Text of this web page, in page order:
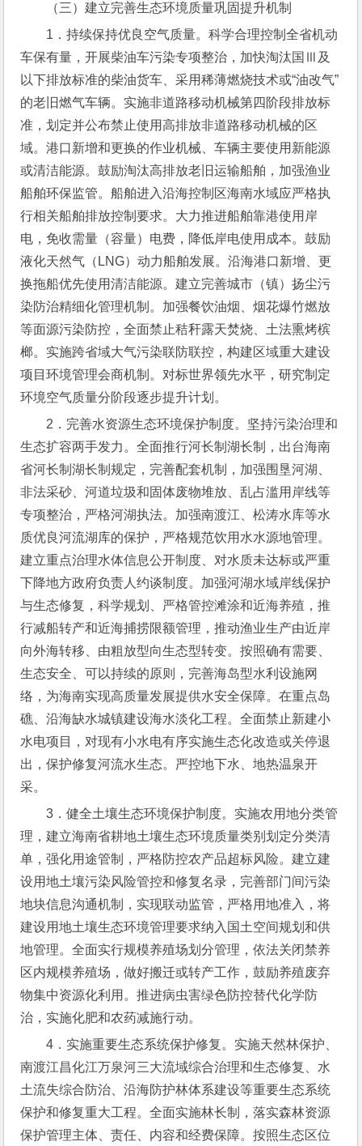
（三）建立完善生态环境质量巩固提升机制
1．持续保持优良空气质量。科学合理控制全省机动
车保有量，开展柴油车污染专项整治，加快淘汰国Ⅲ及
以下排放标准的柴油货车、采用稀薄燃烧技术或“油改气”
的老旧燃气车辆。实施非道路移动机械第四阶段排放标
准，划定并公布禁止使用高排放非道路移动机械的区
域。港口新增和更换的作业机械、车辆主要使用新能源
或清洁能源。鼓励淘汰高排放老旧运输船舶，加强渔业
船舶环保监管。船舶进入沿海控制区海南水域应严格执
行相关船舶排放控制要求。大力推进船舶靠港使用岸
电，免收需量（容量）电费，降低岸电使用成本。鼓励
液化天然气（LNG）动力船舶发展。沿海港口新增、更
换拖船优先使用清洁能源。建立完善城市（镇）扬尘污
染防治精细化管理机制。加强餐饮油烟、烟花爆竹燃放
等面源污染防控，全面禁止秸秆露天焚烧、土法熏烤槟
榔。实施跨省域大气污染联防联控，构建区域重大建设
项目环境管理会商机制。对标世界领先水平，研究制定
环境空气质量分阶段逐步提升计划。
2．完善水资源生态环境保护制度。坚持污染治理和
生态扩容两手发力。全面推行河长制湖长制，出台海南
省河长制湖长制规定，完善配套机制，加强围垦河湖、
非法采砂、河道垃圾和固体废物堆放、乱占滥用岸线等
专项整治，严格河湖执法。加强南渡江、松涛水库等水
质优良河流湖库的保护，严格规范饮用水水源地管理。
建立重点治理水体信息公开制度、对水质未达标或严重
下降地方政府负责人约谈制度。加强河湖水域岸线保护
与生态修复，科学规划、严格管控滩涂和近海养殖，推
行减船转产和近海捕捞限额管理，推动渔业生产由近岸
向外海转移、由粗放型向生态型转变。按照确有需要、
生态安全、可以持续的原则，完善海岛型水利设施网
络，为海南实现高质量发展提供水安全保障。在重点岛
礁、沿海缺水城镇建设海水淡化工程。全面禁止新建小
水电项目，对现有小水电有序实施生态化改造或关停退
出，保护修复河流水生态。严控地下水、地热温泉开
采。
3．健全土壤生态环境保护制度。实施农用地分类管
理，建立海南省耕地土壤生态环境质量类别划定分类清
单，强化用途管制，严格防控农产品超标风险。建立建
设用地土壤污染风险管控和修复名录，完善部门间污染
地块信息沟通机制，实现联动监管，严格用地准入，将
建设用地土壤生态环境管理要求纳入国土空间规划和供
地管理。全面实行规模养殖场划分管理，依法关闭禁养
区内规模养殖场，做好搬迁或转产工作，鼓励养殖废弃
物集中资源化利用。推进病虫害绿色防控替代化学防
治，实施化肥和农药减施行动。
4．实施重要生态系统保护修复。实施天然林保护、
南渡江昌化江万泉河三大流域综合治理和生态修复、水
土流失综合防治、沿海防护林体系建设等重要生态系统
保护和修复重大工程。全面实施林长制，落实森林资源
保护管理主体、责任、内容和经费保障。按照生态区位